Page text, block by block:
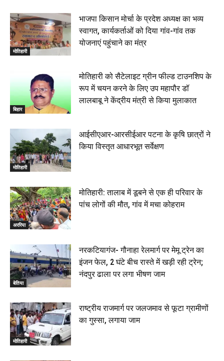
बेतिया में सगे भाई ने मां के साथ मिलकर की भाई की हत्या, शव
जलाया, दोनों गिरफ्तार, 14 June 2026
00:12
मोतिहारी। NDA सरकार, 12 साल विश्वास के, मीडिया संवाद में
सांसद रधामोहन सिंह, 13 June 2026
02:19
मोतिहारी
भाजपा किसान मोर्चा के प्रदेश अध्यक्ष का भव्य
स्वागत, कार्यकर्ताओं को दिया गांव-गांव तक
योजनाएं पहुंचाने का मंत्र
बिहार
मोतिहारी को सैटेलाइट ग्रीन फील्ड टाउनशिप के
रूप में चयन करने के लिए उप महापौर डॉ
लालबाबू ने केंद्रीय मंत्री से किया मुलाकात
मोतिहारी
आईसीएआर-आरसीईआर पटना के कृषि छात्रों ने
किया विस्तृत आधारभूत सर्वेक्षण
अररिया
मोतिहारी: तालाब में डूबने से एक ही परिवार के
पांच लोगों की मौत, गांव में मचा कोहराम
बेतिया
नरकटियागंज- गौनाहा रेलमार्ग पर मेमू ट्रेन का
इंजन फेल, 2 घंटे बीच रास्ते में खड़ी रही ट्रेन;
नंदपुर ढाला पर लगा भीषण जाम
मोतिहारी
राष्ट्रीय राजमार्ग पर जलजमाव से फूटा ग्रामीणों
का गुस्सा, लगाया जाम